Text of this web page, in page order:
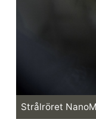
Strålröret